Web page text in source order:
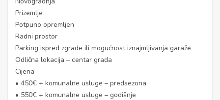
Prizemlje
Potpuno opremljen
Radni prostor
Parking ispred zgrade ili mogućnost iznajmljivanja garaže
Odlična lokacija – centar grada
Cijena
• 450€ + komunalne usluge – predsezona
• 550€ + komunalne usluge – godišnje